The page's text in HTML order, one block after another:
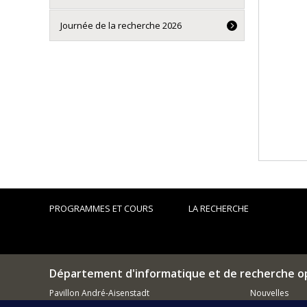
Journée de la recherche 2026
PROGRAMMES ET COURS LA RECHERCHE
Département d'informatique et de recherche
Pavillon André-Aisenstadt
Nouvelles